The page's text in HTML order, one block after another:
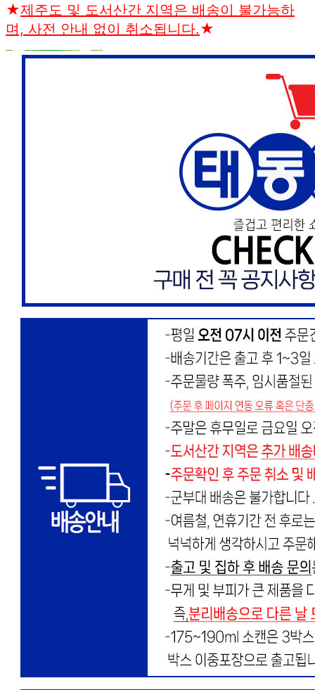
★제주도 및 도서산간 지역은 배송이 불가능하
며, 사전 안내 없이 취소됩니다.★